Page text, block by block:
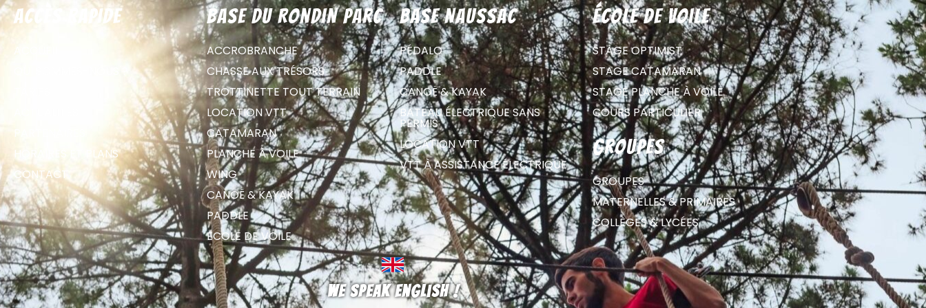
Accès rapide
ACCUEIL
PARTENAIRES
HORAIRES ET PLANS
CONTACT
Base du Rondin parc
ACCROBRANCHE
CHASSE AUX TRÉSORS
TROTTINETTE TOUT TERRAIN
LOCATION VTT
CATAMARAN
PLANCHE À VOILE
WING
CANOË & KAYAK
PADDLE
ECOLE DE VOILE
Base Naussac
PÉDALO
PADDLE
CANOË & KAYAK
BATEAU ÉLECTRIQUE SANS
PERMIS
LOCATION VTT
VTT À ASSISTANCE ÉLECTRIQUE
école de voile
STAGE OPTIMIST
STAGE CATAMARAN
STAGE PLANCHE À VOILE
COURS PARTICULIER
groupes
GROUPES
MATERNELLES & PRIMAIRES
COLLÈGES & LYCÉES
We speak english !